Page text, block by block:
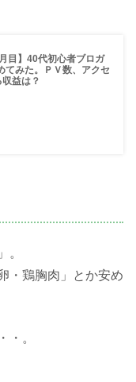
目】40代初心者ブロガ
みた。ＰＶ数、アクセ
益は？
。
・鶏胸肉」とか安め
・・。